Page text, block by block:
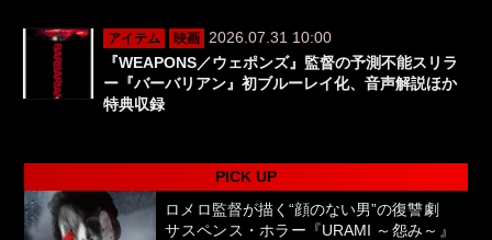
アイテム 映画
2026.07.31 10:00
『WEAPONS／ウェポンズ』監督の予測不能スリラ
ー『バーバリアン』初ブルーレイ化、音声解説ほか
特典収録
PICK UP
ロメロ監督が描く“顔のない男”の復讐劇
サスペンス・ホラー『URAMI ～怨み～』